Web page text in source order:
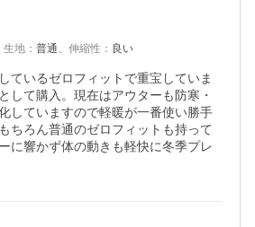
生地 ： 普通、 伸縮性 ： 良い
ているゼロフィットで重宝していま
して購入。現在はアウターも防寒・
していますので軽暖が一番使い勝手
ちろん普通のゼロフィットも持って
に響かず体の動きも軽快に冬季プレ